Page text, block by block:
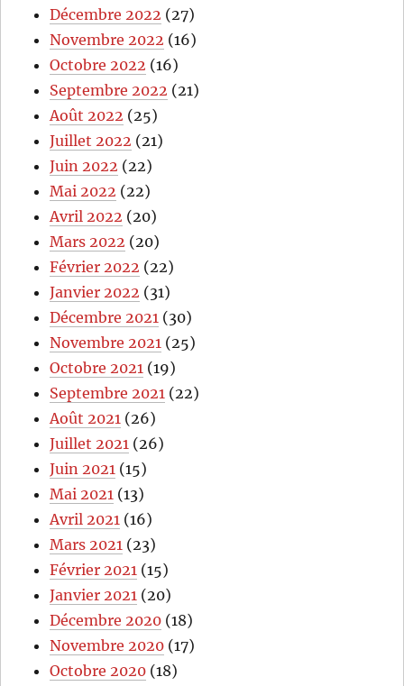
Décembre 2022 (27)
Novembre 2022 (16)
Octobre 2022 (16)
Septembre 2022 (21)
Août 2022 (25)
Juillet 2022 (21)
Juin 2022 (22)
Mai 2022 (22)
Avril 2022 (20)
Mars 2022 (20)
Février 2022 (22)
Janvier 2022 (31)
Décembre 2021 (30)
Novembre 2021 (25)
Octobre 2021 (19)
Septembre 2021 (22)
Août 2021 (26)
Juillet 2021 (26)
Juin 2021 (15)
Mai 2021 (13)
Avril 2021 (16)
Mars 2021 (23)
Février 2021 (15)
Janvier 2021 (20)
Décembre 2020 (18)
Novembre 2020 (17)
Octobre 2020 (18)